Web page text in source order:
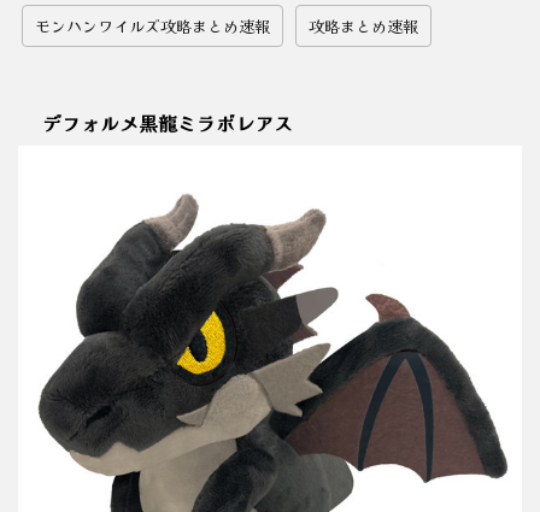
モンハンワイルズ攻略まとめ速報 攻略まとめ速報
デフォルメ黒龍ミラボレアス